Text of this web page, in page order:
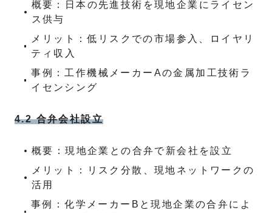
概要：日本の先進技術を現地企業にライセン
ス供与
メリット：低リスクでの市場参入、ロイヤリ
ティ収入
事例：工作機械メーカーAの金属加工技術ラ
イセンシング
4.2 合弁会社設立
概要：現地企業との合弁で新会社を設立
メリット：リスク分散、現地ネットワークの
活用
事例：化学メーカーBと現地企業の合弁によ